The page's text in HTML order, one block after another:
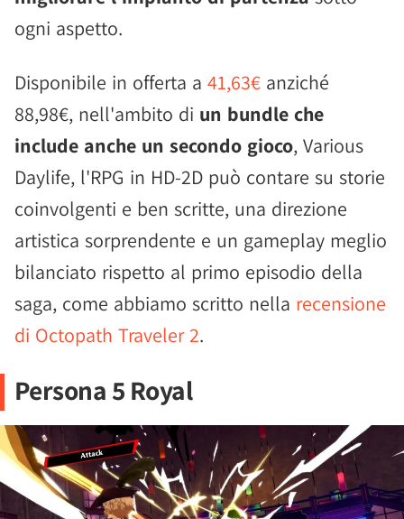
ogni aspetto.
Disponibile in offerta a 41,63€ anziché
88,98€, nell'ambito di un bundle che
include anche un secondo gioco, Various
Daylife, l'RPG in HD-2D può contare su storie
coinvolgenti e ben scritte, una direzione
artistica sorprendente e un gameplay meglio
bilanciato rispetto al primo episodio della
saga, come abbiamo scritto nella recensione
di Octopath Traveler 2.
Persona 5 Royal